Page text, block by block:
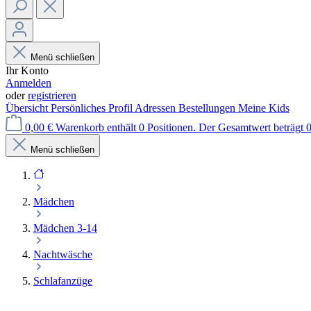
Menü schließen
Ihr Konto
Anmelden
oderregistrieren
Übersicht Persönliches Profil Adressen Bestellungen Meine Kids
0,00 € Warenkorb enthält 0 Positionen. Der Gesamtwert beträgt
Menü schließen
Mädchen
Mädchen 3-14
Nachtwäsche
Schlafanzüge